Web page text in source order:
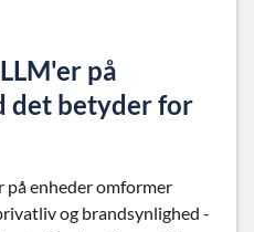
på
det betyder for
på enheder omformer
og brandsynlighed -